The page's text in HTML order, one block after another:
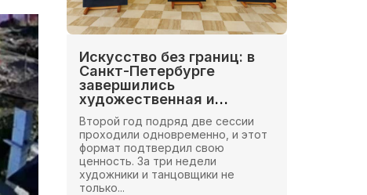
Искусство без границ: в
Санкт-Петербурге
завершились
художественная и
хореографическая сессии
Школы Иннопрактики.
Второй год подряд две сессии
проходили одновременно, и этот
формат подтвердил свою
ценность. За три недели
художники и танцовщики не
только...